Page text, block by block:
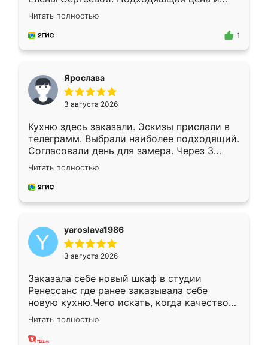
короткие сроки изготовления. Приехавший
для замера сотрудник Владислав
предложил по моему эскизу самый
Читать полностью
1
Ярослава
3 августа 2026
Кухню здесь заказали. Эскизы прислали в
телеграмм. Выбрали наиболее подходящий.
Согласовали день для замера. Через 3
недели кухня была уже готова. Остались
довольны работой. Спасибо Ренессанс
мебель за качественную работу!
Читать полностью
yaroslava1986
3 августа 2026
Заказала себе новый шкаф в студии
Ренессанс где ранее заказывала себе
новую кухню.Чего искать, когда качеством
вполне довольна. Служит кухня уже почти
два года, нареканий нет.
Читать полностью